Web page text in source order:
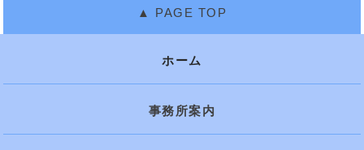
ホーム
事務所案内